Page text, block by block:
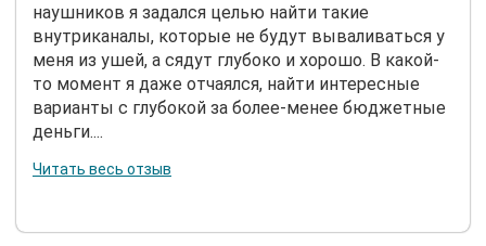
наушников я задался целью найти такие
внутриканалы, которые не будут вываливаться у
меня из ушей, а сядут глубоко и хорошо. В какой-
то момент я даже отчаялся, найти интересные
варианты с глубокой за более-менее бюджетные
деньги....
Читать весь отзыв